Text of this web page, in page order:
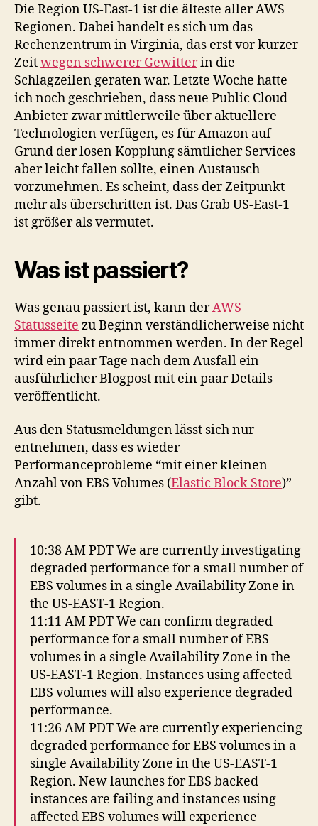
Die Region US-East-1 ist die älteste aller AWS
Regionen. Dabei handelt es sich um das
Rechenzentrum in Virginia, das erst vor kurzer
Zeitwegen schwerer Gewitterin die
Schlagzeilen geraten war. Letzte Woche hatte
ich noch geschrieben, dass neue Public Cloud
Anbieter zwar mittlerweile über aktuellere
Technologien verfügen, es für Amazon auf
Grund der losen Kopplung sämtlicher Services
aber leicht fallen sollte, einen Austausch
vorzunehmen. Es scheint, dass der Zeitpunkt
mehr als überschritten ist. Das Grab US-East-1
ist größer als vermutet.
Was ist passiert?
Was genau passiert ist, kann derAWS
Statusseite zu Beginn verständlicherweise nicht
immer direkt entnommen werden. In der Regel
wird ein paar Tage nach dem Ausfall ein
ausführlicher Blogpost mit ein paar Details
veröffentlicht.
Aus den Statusmeldungen lässt sich nur
entnehmen, dass es wieder
Performanceprobleme “mit einer kleinen
Anzahl von EBS Volumes (Elastic Block Store)”
gibt.
10:38 AM PDT We are currently investigating
degraded performance for a small number of
EBS volumes in a single Availability Zone in
the US-EAST-1 Region.
11:11 AM PDT We can confirm degraded
performance for a small number of EBS
volumes in a single Availability Zone in the
US-EAST-1 Region. Instances using affected
EBS volumes will also experience degraded
performance.
11:26 AM PDT We are currently experiencing
degraded performance for EBS volumes in a
single Availability Zone in the US-EAST-1
Region. New launches for EBS backed
instances are failing and instances using
affected EBS volumes will experience